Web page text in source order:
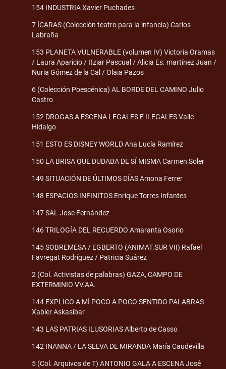
154 INDUSTRIA Xavier Puchades
7 ÍCARAS (Colección teatro para la infancia) Carlos
Labraña
153 PLANETA VULNERABLE (volumen IV) Victoria Oramas
/ Laura Aparicio / Itziar Pascual / Alicia Es. martínez Juan /
Nuria Gómez de la Cal / Olaia Pazos
6 (Colección Poescénica) AL BORDE DEL CAMINO Julio
Castro
152 DROGAS A ESCENA LEGALES E ILEGALES Valle
Hidalgo
151 ESTO ES DISNEY WORLD Ana Lucía Ramírez
150 LA BRISA QUE DUDABA DE SÍ MISMA Carmen Soler
149 SITUACIÓN DE ÚLTIMOS DÍAS Amona Ferrer
148 ESPACIOS INFINITOS Enrique Torres Infantes
147 SAL Jose Fernández
146 TRILOGÍA DEL RECUERDO Amaranta Osorio
145 SOBREMESA / EGBERTO (ANIMAT.SUR VII) Rafael
Favregat Rodríguez / Patricia Suárez
2 (Col. Activistas de palabras) GAZA, CAMPO DE
EXTERMINIO VV.AA.
144 EXPLICO A MÍ POCO A POCO SENTIDO PALABRAS
Xabier Askasibar
143 LAS PATRIAS ILUSORIAS Alberto de Casso
142 INANNA / LA SELVA DE MIRANDA María Caudevilla
5 (Col. Arquivos de T) ANTONIO GALA A ESCENA José